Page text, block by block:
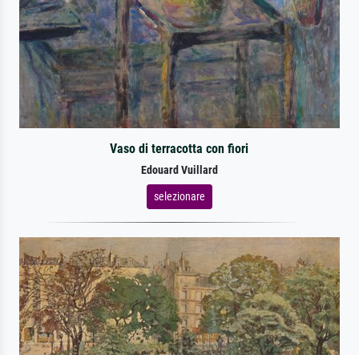
Vaso di terracotta con fiori
Edouard Vuillard
selezionare